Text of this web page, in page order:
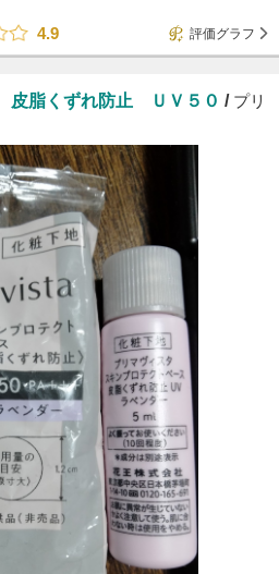
4.9
評価グラフ
皮脂くずれ防止 ＵＶ５０ / プリ